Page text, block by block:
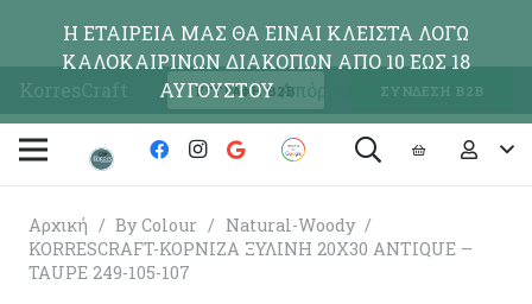
KorresCraft ΕΓΓΡΑΦΗ Β2Β ΣΥΝΔΕΣΗ Β2Β
Αρχική / By Colour / Natural-Woody /
KORRESCRAFT-ΚΟΡΝΙΖΑ ΞΥΛΙΝΗ 20X30 ANTIQUE –
TAUPE 249-105-107
Η ΕΤΑΙΡΕΙΑ ΜΑΣ ΘΑ ΕΙΝΑΙ ΚΛΕΙΣΤΑ ΛΟΓΩ
ΚΑΛΟΚΑΙΡΙΝΩΝ ΔΙΑΚΟΠΩΝ ΑΠΟ 10 ΕΩΣ 18
ΑΥΓΟΥΣΤΟΥΑπόρριψη